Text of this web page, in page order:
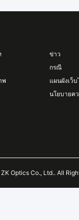
พ
ข่าว
กรณี
แผนผังเว็
นโยบายค
Optics Co., Ltd.. All